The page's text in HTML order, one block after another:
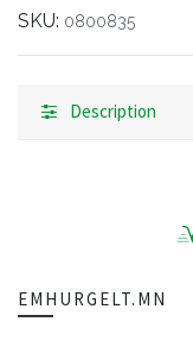
SKU: 0800835
Description
EMHURGELT.MN